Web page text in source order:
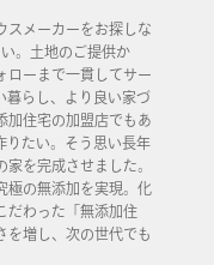
スメーカーをお探しな
い。土地のご提供か
ローまで一貫してサー
暮らし、より良い家づ
加住宅の加盟店でもあ
りたい。そう思い長年
を完成させました。
極の無添加を実現。化
だわった「無添加住
を増し、次の世代でも